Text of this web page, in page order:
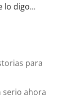
lo digo...
para
serio ahora